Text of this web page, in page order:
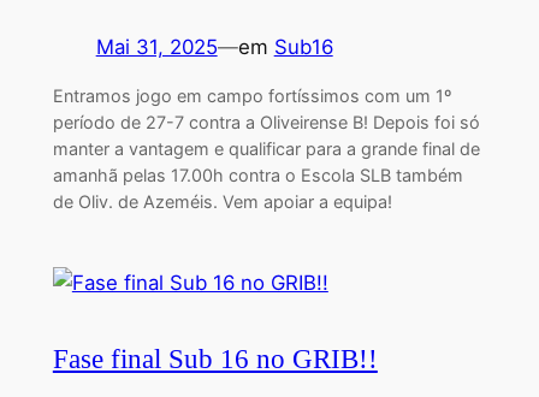
Mai 31, 2025—em Sub16
Entramos jogo em campo fortíssimos com um 1º
período de 27-7 contra a Oliveirense B! Depois foi só
manter a vantagem e qualificar para a grande final de
amanhã pelas 17.00h contra o Escola SLB também
de Oliv. de Azeméis. Vem apoiar a equipa!
Fase final Sub 16 no GRIB!!